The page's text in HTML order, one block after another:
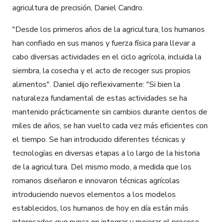
agricultura de precisión, Daniel Candro.
"Desde los primeros años de la agricultura, los humanos
han confiado en sus manos y fuerza física para llevar a
cabo diversas actividades en el ciclo agrícola, incluida la
siembra, la cosecha y el acto de recoger sus propios
alimentos". Daniel dijo reflexivamente: "Si bien la
naturaleza fundamental de estas actividades se ha
mantenido prácticamente sin cambios durante cientos de
miles de años, se han vuelto cada vez más eficientes con
el tiempo. Se han introducido diferentes técnicas y
tecnologías en diversas etapas a lo largo de la historia
de la agricultura. Del mismo modo, a medida que los
romanos diseñaron e innovaron técnicas agrícolas
introduciendo nuevos elementos a los modelos
establecidos, los humanos de hoy en día están más